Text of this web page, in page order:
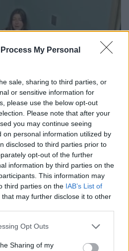
My Personal
sale, sharing to third parties, or
or sensitive information for
please use the below opt-out
Please note that after your
you may continue seeing
on personal information utilized by
disclosed to third parties prior to
opt-out of the further
information by third parties on the
This information may
third parties on the IAB’s List of
that may further disclose it to other
app uses one or more Google
behaviour. You may click to
Opt Outs
Sharing of my
νύφη λίγες ώρες
στο τμήμα ζητούσε